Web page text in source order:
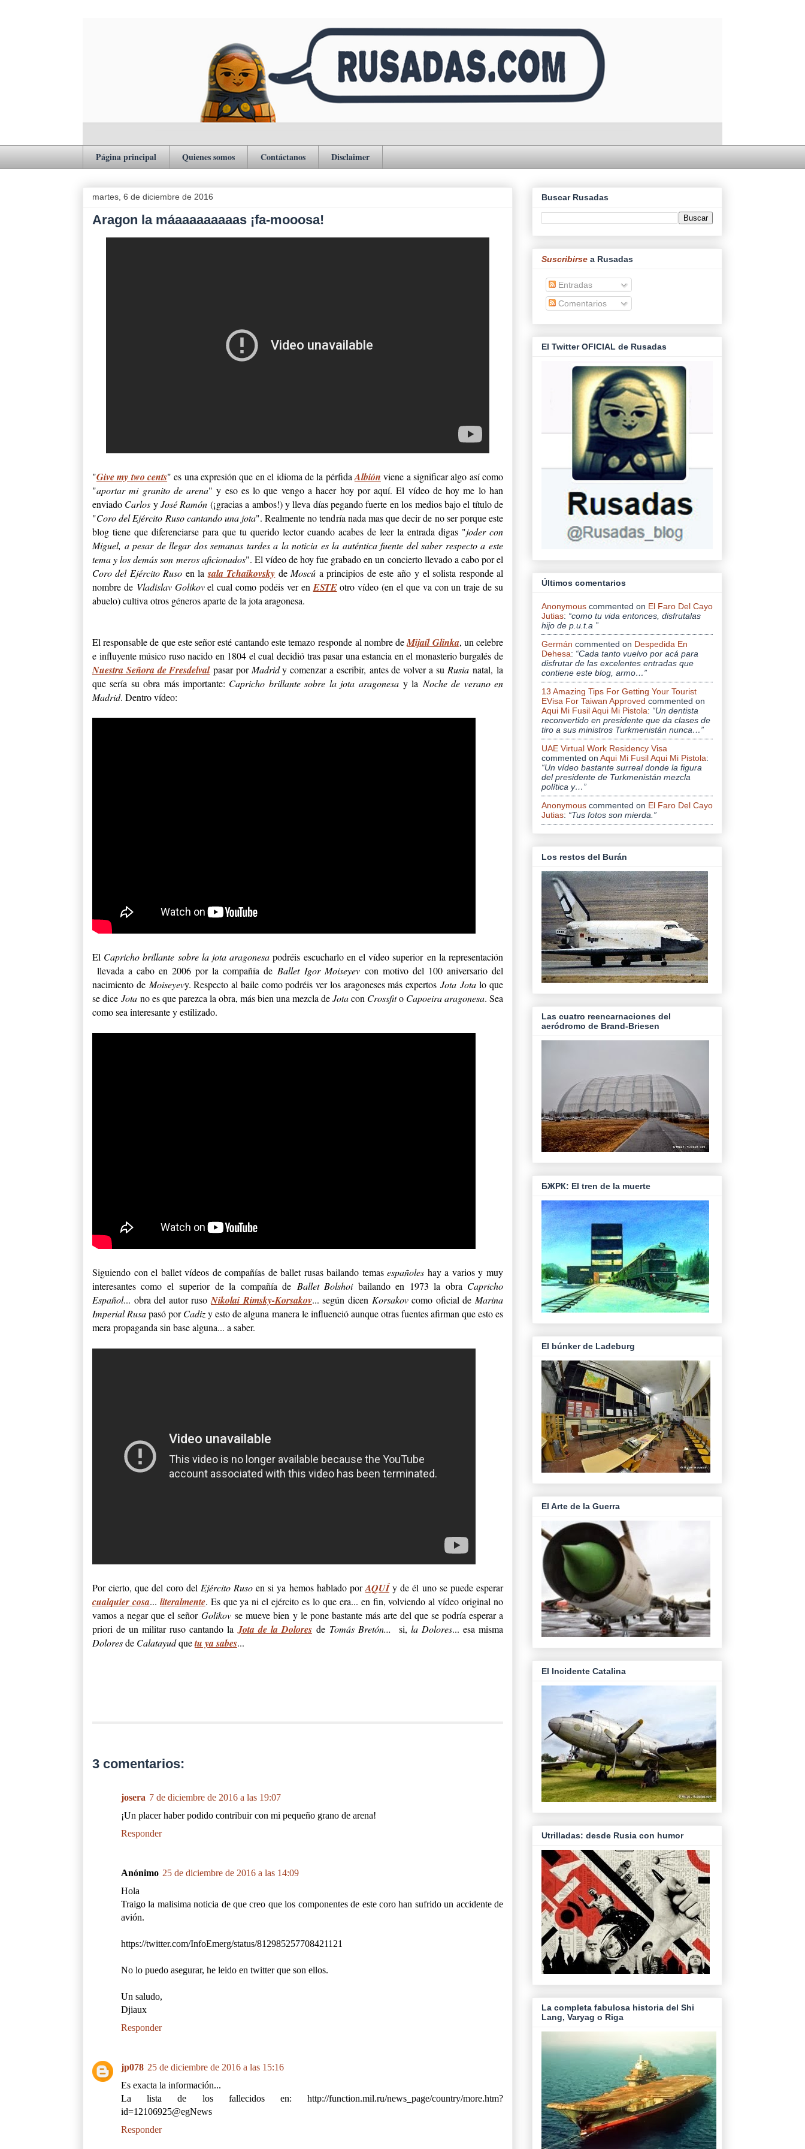
Página principal Quienes somos Contáctanos Disclaimer
martes, 6 de diciembre de 2016
Aragon la máaaaaaaaaas ¡fa-mooosa!
"Give my two cents" es una expresión que en el idioma de la pérfida Albión viene a significar algo así como
"aportar mi granito de arena" y eso es lo que vengo a hacer hoy por aquí. El vídeo de hoy me lo han
enviado Carlos yJosé Ramón (¡gracias a ambos!) y lleva días pegando fuerte en los medios bajo el título de
"Coro del Ejército Ruso cantando una jota". Realmente no tendría nada mas que decir de no ser porque este
blog tiene que diferenciarse para que tu querido lector cuando acabes de leer la entrada digas "joder con
Miguel, a pesar de llegar dos semanas tardes a la noticia es la auténtica fuente del saber respecto a este
tema y los demás son meros aficionados". El vídeo de hoy fue grabado en un concierto llevado a cabo por el
Coro del Ejército Ruso en lasala Tchaikovsky de Moscú a principios de este año y el solista responde al
nombre de Vladislav Golikovel cual como podéis ver en ESTEotro vídeo (en el que va con un traje de su
abuelo) cultiva otros géneros aparte de la jota aragonesa.
El responsable de que este señor esté cantando este temazo responde al nombre deMijaíl Glinka, un celebre
e influyente músico ruso nacido en 1804 el cual decidió tras pasar una estancia en el monasterio burgalés de
Nuestra Señora de Fresdelvalpasar por Madridy comenzar a escribir, antes de volver a su Rusianatal, la
que sería su obra más importante: Capricho brillante sobre la jota aragonesay la Noche de verano en
Madrid. Dentro vídeo:
El Capricho brillante sobre la jota aragonesapodréis escucharlo en el vídeo superior en la representación
llevada a cabo en 2006 por la compañía de Ballet Igor Moiseyev con motivo del 100 aniversario del
nacimiento de Moiseyevy. Respecto al baile como podréis ver los aragoneses más expertos Jota Jotalo que
se dice Jota no es que parezca la obra, más bien una mezcla deJotacon Crossfito Capoeira aragonesa. Sea
como sea interesante y estilizado.
Siguiendo con el ballet vídeos de compañías de ballet rusas bailando temasespañoles hay a varios y muy
interesantes como el superior de la compañía de Ballet Bolshoi bailando en 1973 la obra Capricho
Español... obra del autor rusoNikolai Rimsky-Korsakov... según dicen Korsakovcomo oficial de Marina
Imperial Rusapasó porCadizy esto de alguna manera le influenció aunque otras fuentes afirman que esto es
mera propaganda sin base alguna... a saber.
Por cierto, que del coro del Ejército Ruso en si ya hemos hablado porAQUÍy de él uno se puede esperar
cualquier cosa... literalmente. Es que ya ni el ejército es lo que era... en fin, volviendo al vídeo original no
vamos a negar que el señorGolikovse mueve bien y le pone bastante más arte del que se podría esperar a
priori de un militar ruso cantando la Jota de la Dolores de Tomás Bretón... si, la Dolores... esa misma
Doloresde Calatayudquetu ya sabes...
3 comentarios:
josera 7 de diciembre de 2016 a las 19:07
¡Un placer haber podido contribuir con mi pequeño grano de arena!
Responder
Anónimo 25 de diciembre de 2016 a las 14:09
Hola
Traigo la malisima noticia de que creo que los componentes de este coro han sufrido un accidente de
avión.
https://twitter.com/InfoEmerg/status/812985257708421121
No lo puedo asegurar, he leido en twitter que son ellos.
Un saludo,
Djiaux
Responder
jp078 25 de diciembre de 2016 a las 15:16
Es exacta la información...
La lista de los fallecidos en: http://function.mil.ru/news_page/country/more.htm?
id=12106925@egNews
Responder
Buscar Rusadas
Suscribirse a Rusadas
Entradas
Comentarios
El Twitter OFICIAL de Rusadas
Últimos comentarios
Anonymous commented on El Faro Del Cayo
Jutias: “como tu vida entonces, disfrutalas
hijo de p.u.t.a ”
Germán commented on Despedida En
Dehesa: “Cada tanto vuelvo por acá para
disfrutar de las excelentes entradas que
contiene este blog, armo…”
13 Amazing Tips For Getting Your Tourist
EVisa For Taiwan Approved commented on
Aqui Mi Fusil Aqui Mi Pistola: “Un dentista
reconvertido en presidente que da clases de
tiro a sus ministros Turkmenistán nunca…”
UAE Virtual Work Residency Visa
commented on Aqui Mi Fusil Aqui Mi Pistola:
“Un vídeo bastante surreal donde la figura
del presidente de Turkmenistán mezcla
política y…”
Anonymous commented on El Faro Del Cayo
Jutias: “Tus fotos son mierda.”
Los restos del Burán
Las cuatro reencarnaciones del
aeródromo de Brand-Briesen
БЖРК: El tren de la muerte
El búnker de Ladeburg
El Arte de la Guerra
El Incidente Catalina
Utrilladas: desde Rusia con humor
La completa fabulosa historia del Shi
Lang, Varyag o Riga